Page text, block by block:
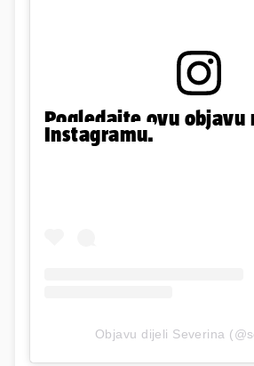
Pogledajte ovu objavu
Instagramu.
Objavu dijeli Severina